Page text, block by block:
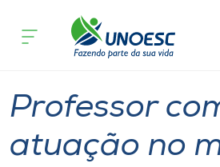
Cursos
Pesquisa
acontece
Professor
atuação no